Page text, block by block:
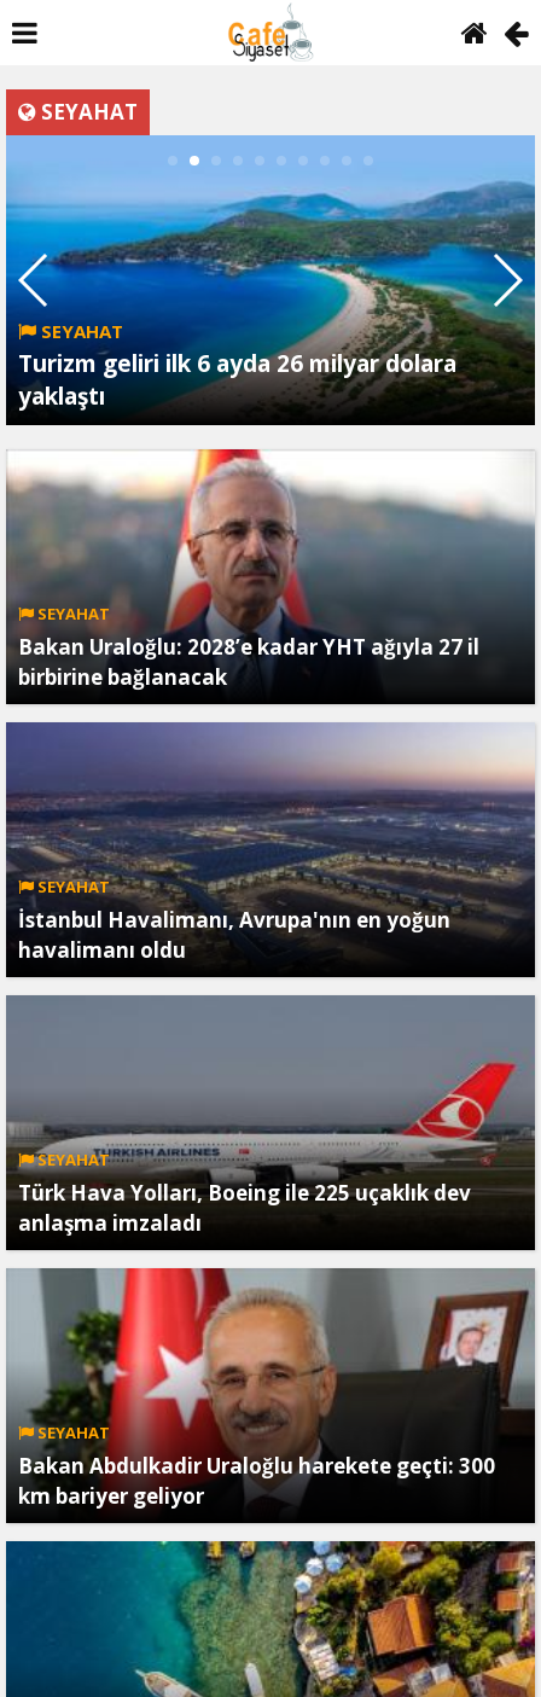
SEYAHAT
SEYAHAT
Turizm geliri ilk 6 ayda 26 milyar dolara
yaklaştı
SEYAHAT
Bakan Uraloğlu: 2028’e kadar YHT ağıyla 27 il
birbirine bağlanacak
SEYAHAT
İstanbul Havalimanı, Avrupa'nın en yoğun
havalimanı oldu
SEYAHAT
Türk Hava Yolları, Boeing ile 225 uçaklık dev
anlaşma imzaladı
SEYAHAT
Bakan Abdulkadir Uraloğlu harekete geçti: 300
km bariyer geliyor